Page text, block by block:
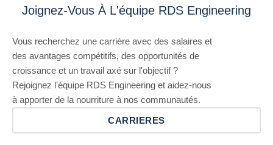
Joignez-Vous À L'équipe RDS Engineering
Vous recherchez une carrière avec des salaires et
des avantages compétitifs, des opportunités de
croissance et un travail axé sur l'objectif ?
Rejoignez l'équipe RDS Engineering et aidez-nous
à apporter de la nourriture à nos communautés.
CARRIERES